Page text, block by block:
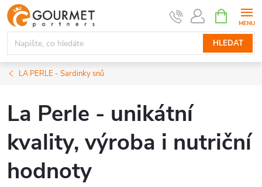
Přejít
na
obsah
HLEDAT
NÁKUPNÍ
KOŠÍK
LA PERLE - Sardinky snů
La Perle - unikátní
kvality, výroba i nutriční
hodnoty